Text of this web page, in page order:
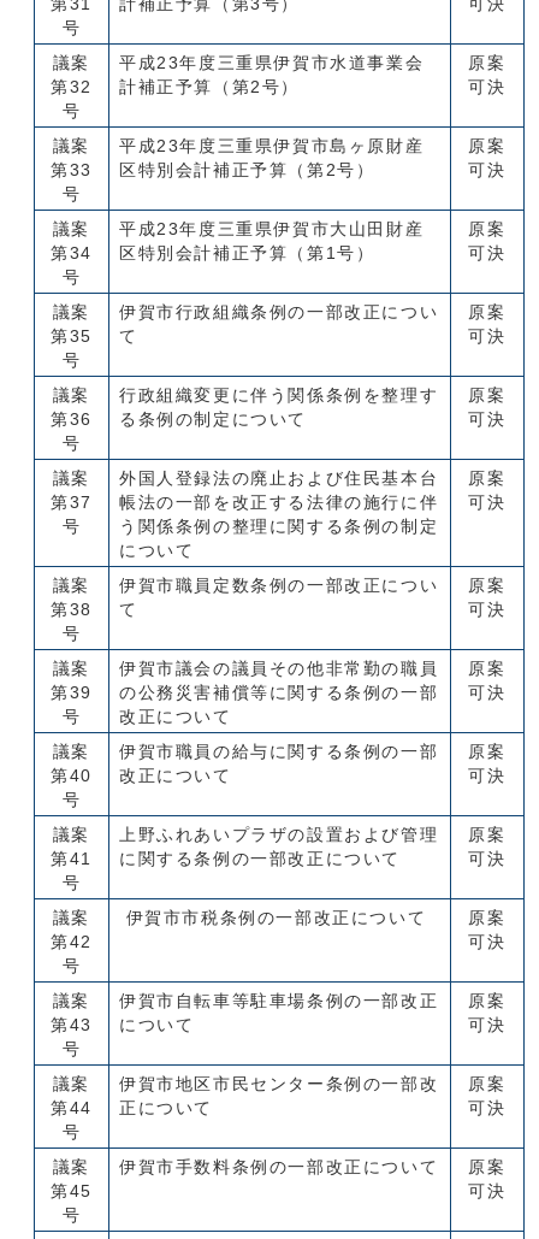
第31
号
計補正予算（第3号） 可決
議案
第32
号
平成23年度三重県伊賀市水道事業会
計補正予算（第2号）
原案
可決
議案
第33
号
平成23年度三重県伊賀市島ヶ原財産
区特別会計補正予算（第2号）
原案
可決
議案
第34
号
平成23年度三重県伊賀市大山田財産
区特別会計補正予算（第1号）
原案
可決
議案
第35
号
伊賀市行政組織条例の一部改正につい
て
原案
可決
議案
第36
号
行政組織変更に伴う関係条例を整理す
る条例の制定について
原案
可決
議案
第37
号
外国人登録法の廃止および住民基本台
帳法の一部を改正する法律の施行に伴
う関係条例の整理に関する条例の制定
について
原案
可決
議案
第38
号
伊賀市職員定数条例の一部改正につい
て
原案
可決
議案
第39
号
伊賀市議会の議員その他非常勤の職員
の公務災害補償等に関する条例の一部
改正について
原案
可決
議案
第40
号
伊賀市職員の給与に関する条例の一部
改正について
原案
可決
議案
第41
号
上野ふれあいプラザの設置および管理
に関する条例の一部改正について
原案
可決
議案
第42
号
伊賀市市税条例の一部改正について
原案
可決
議案
第43
号
伊賀市自転車等駐車場条例の一部改正
について
原案
可決
議案
第44
号
伊賀市地区市民センター条例の一部改
正について
原案
可決
議案
第45
号
伊賀市手数料条例の一部改正について
原案
可決